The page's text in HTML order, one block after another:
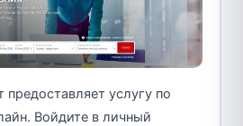
услугу по
Войдите в личный